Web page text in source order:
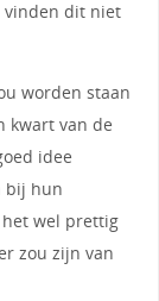
vinden dit niet
worden staan
kwart van de
idee
bij hun
wel prettig
zou zijn van